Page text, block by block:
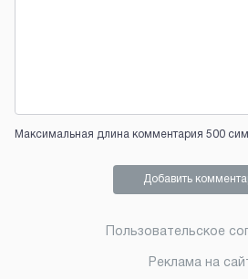
Максимальная длина комментария 500
Добавить
Пользовательское
Реклама на